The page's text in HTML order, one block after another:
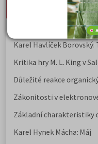
Karel Hynek Mácha: Máj
Karel Havlíček Borovský:
Kritika hry M. L. King v
Důležité reakce
Zákonitosti v
Základní charakteristiky
Karel Hynek Mácha: Máj